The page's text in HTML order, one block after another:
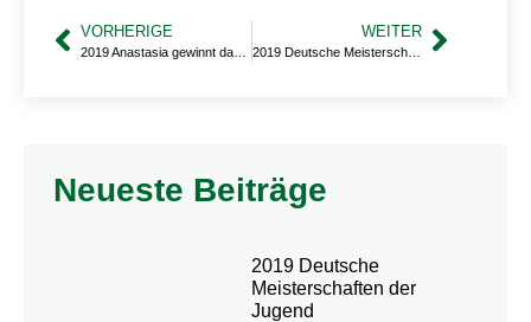
VORHERIGE WEITER
2019 Deutsche Meisterschaften der Jugend
Neueste Beiträge
2019 Deutsche
Meisterschaften der
Jugend